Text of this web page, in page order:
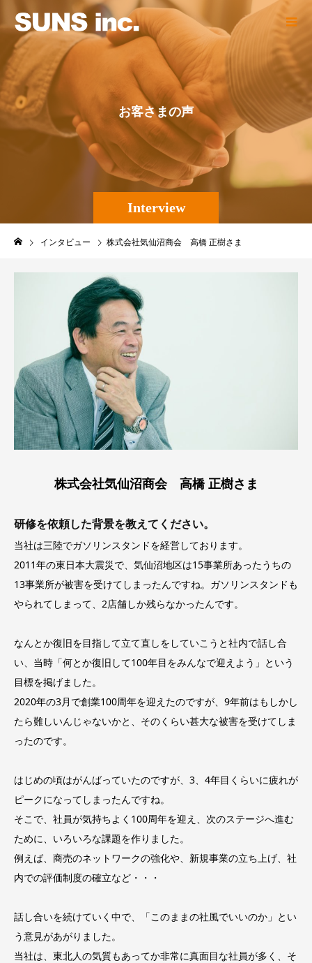
Interview
お客さまの声
インタビュー 株式会社気仙沼商会 高橋 正樹さま
株式会社気仙沼商会 高橋 正樹さま
研修を依頼した背景を教えてください。
当社は三陸でガソリンスタンドを経営しております。
2011年の東日本大震災で、気仙沼地区は15事業所あったうちの
13事業所が被害を受けてしまったんですね。ガソリンスタンドも
やられてしまって、2店舗しか残らなかったんです。
なんとか復旧を目指して立て直しをしていこうと社内で話し合
い、当時「何とか復旧して100年目をみんなで迎えよう」という
目標を掲げました。
2020年の3月で創業100周年を迎えたのですが、9年前はもしかし
たら難しいんじゃないかと、そのくらい甚大な被害を受けてしま
ったのです。
はじめの頃はがんばっていたのですが、3、4年目くらいに疲れが
ピークになってしまったんですね。
そこで、社員が気持ちよく100周年を迎え、次のステージへ進む
ために、いろいろな課題を作りました。
例えば、商売のネットワークの強化や、新規事業の立ち上げ、社
内での評価制度の確立など・・・
話し合いを続けていく中で、「このままの社風でいいのか」とい
う意見があがりました。
当社は、東北人の気質もあってか非常に真面目な社員が多く、そ